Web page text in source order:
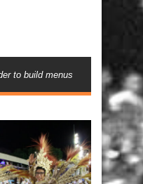
to build menus